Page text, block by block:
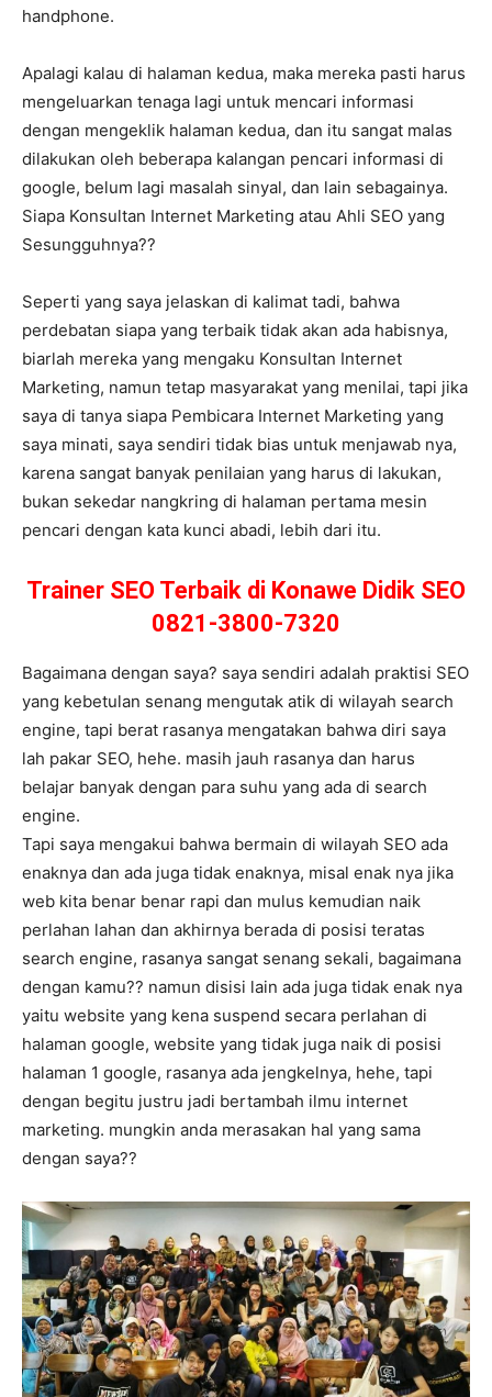
handphone.
Apalagi kalau di halaman kedua, maka mereka pasti harus
mengeluarkan tenaga lagi untuk mencari informasi
dengan mengeklik halaman kedua, dan itu sangat malas
dilakukan oleh beberapa kalangan pencari informasi di
google, belum lagi masalah sinyal, dan lain sebagainya.
Siapa Konsultan Internet Marketing atau Ahli SEO yang
Sesungguhnya??
Seperti yang saya jelaskan di kalimat tadi, bahwa
perdebatan siapa yang terbaik tidak akan ada habisnya,
biarlah mereka yang mengaku Konsultan Internet
Marketing, namun tetap masyarakat yang menilai, tapi jika
saya di tanya siapa Pembicara Internet Marketing yang
saya minati, saya sendiri tidak bias untuk menjawab nya,
karena sangat banyak penilaian yang harus di lakukan,
bukan sekedar nangkring di halaman pertama mesin
pencari dengan kata kunci abadi, lebih dari itu.
Trainer SEO Terbaik di Konawe Didik SEO
0821-3800-7320
Bagaimana dengan saya? saya sendiri adalah praktisi SEO
yang kebetulan senang mengutak atik di wilayah search
engine, tapi berat rasanya mengatakan bahwa diri saya
lah pakar SEO, hehe. masih jauh rasanya dan harus
belajar banyak dengan para suhu yang ada di search
engine.
Tapi saya mengakui bahwa bermain di wilayah SEO ada
enaknya dan ada juga tidak enaknya, misal enak nya jika
web kita benar benar rapi dan mulus kemudian naik
perlahan lahan dan akhirnya berada di posisi teratas
search engine, rasanya sangat senang sekali, bagaimana
dengan kamu?? namun disisi lain ada juga tidak enak nya
yaitu website yang kena suspend secara perlahan di
halaman google, website yang tidak juga naik di posisi
halaman 1 google, rasanya ada jengkelnya, hehe, tapi
dengan begitu justru jadi bertambah ilmu internet
marketing. mungkin anda merasakan hal yang sama
dengan saya??